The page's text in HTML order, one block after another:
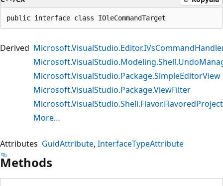
public interface class IOleCommandTarget
Derived
Microsoft.VisualStudio.Package.SimpleEditorView
Microsoft.VisualStudio.Package.ViewFilter
Microsoft.VisualStudio.Shell.Flavor.FlavoredProject
More…
Attributes GuidAttribute InterfaceTypeAttribute
Methods